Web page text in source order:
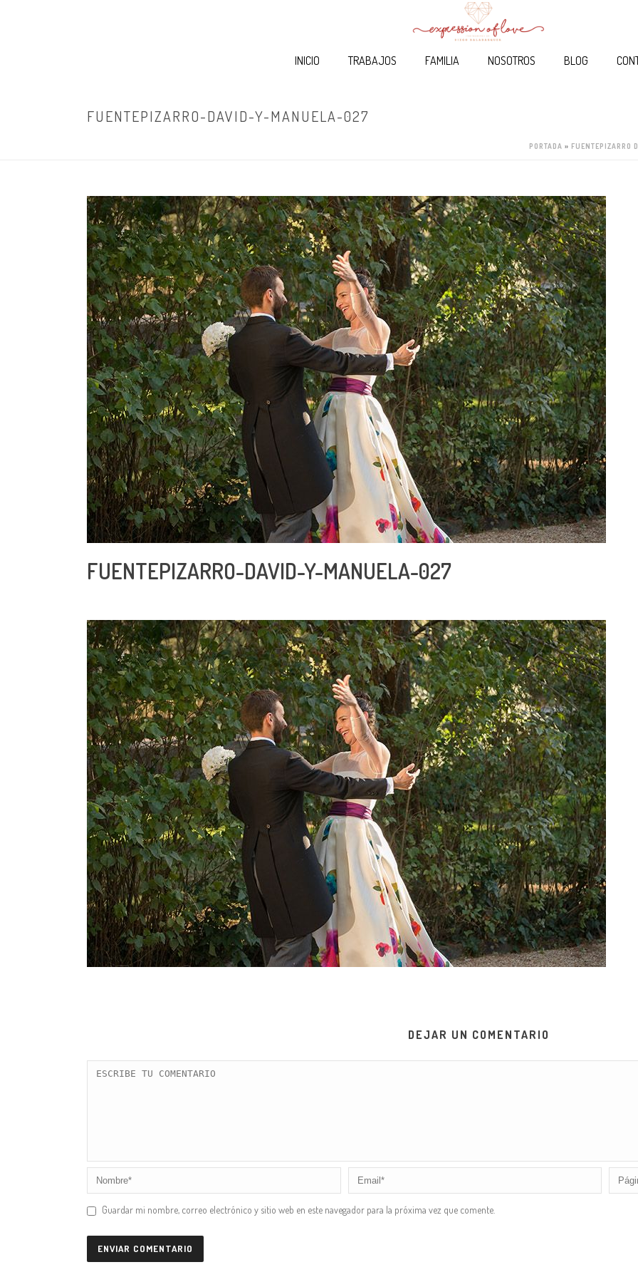
INICIO TRABAJOS FAMILIA NOSOTROS BLOG
FUENTEPIZARRO-DAVID-Y-MANUELA-027
PORTADA » FUENTEPIZARRO
FUENTEPIZARRO-DAVID-Y-MANUELA-027
DEJAR UN COMENTARIO
Guardar mi nombre, correo electrónico y sitio web en este navegador para la próxima vez que comente.